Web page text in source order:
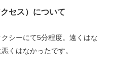
セス）について
シーにて5分程度。遠くはな
くはなかったです。